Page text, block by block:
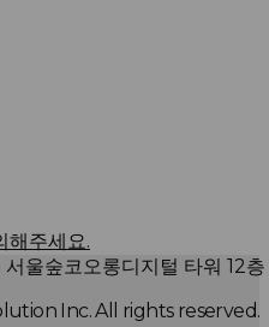
해주세요.
울숲코오롱디지털 타워 12층
Inc. All rights reserved.